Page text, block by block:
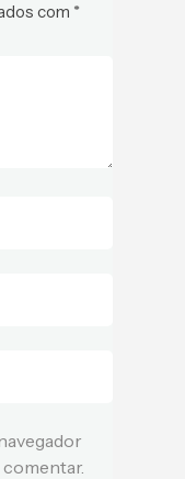
com *
comentar.